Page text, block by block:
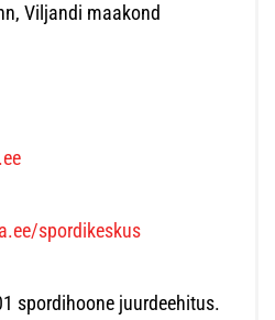
Viljandi maakond
spordikeskus
spordihoone juurdeehitus.